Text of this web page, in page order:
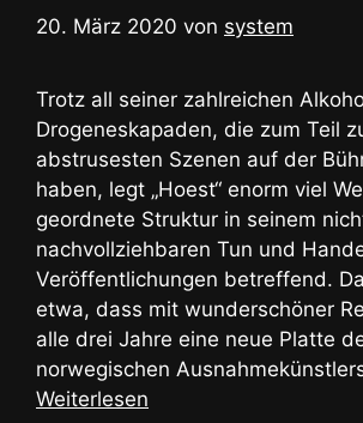
20. März 2020 von system
Trotz all seiner zahlreichen
Drogeneskapaden, die zum Teil
abstrusesten Szenen auf der
haben, legt „Hoest“ enorm viel
geordnete Struktur in seinem
nachvollziehbaren Tun und
Veröffentlichungen betreffend.
etwa, dass mit wunderschöner
alle drei Jahre eine neue Platte
norwegischen
Weiterlesen